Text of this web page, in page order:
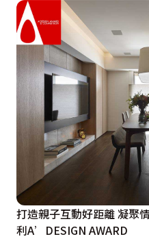
打造親子互動好距離 凝聚
利A’DESIGN AWARD